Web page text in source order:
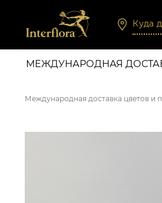
Куда
МЕЖДУНАРОДНАЯ
Международная доставка цветов и